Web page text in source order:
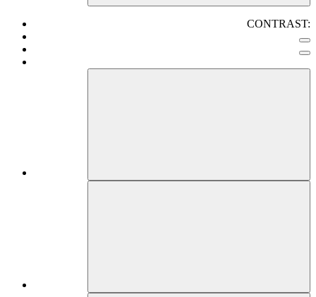
CONTRAST: